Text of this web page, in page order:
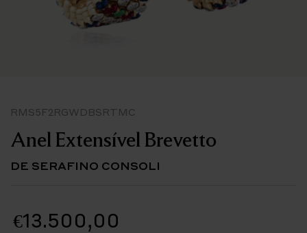
RMS5F2RGWDBSRTMC
Anel Extensível Brevetto
DE SERAFINO CONSOLI
€13.500,00